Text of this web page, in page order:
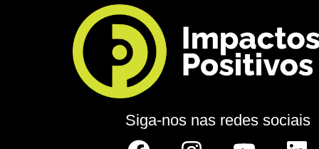
Siga-nos nas redes sociais